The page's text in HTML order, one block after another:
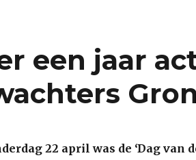
een jaar
22 april was de ‘Dag van